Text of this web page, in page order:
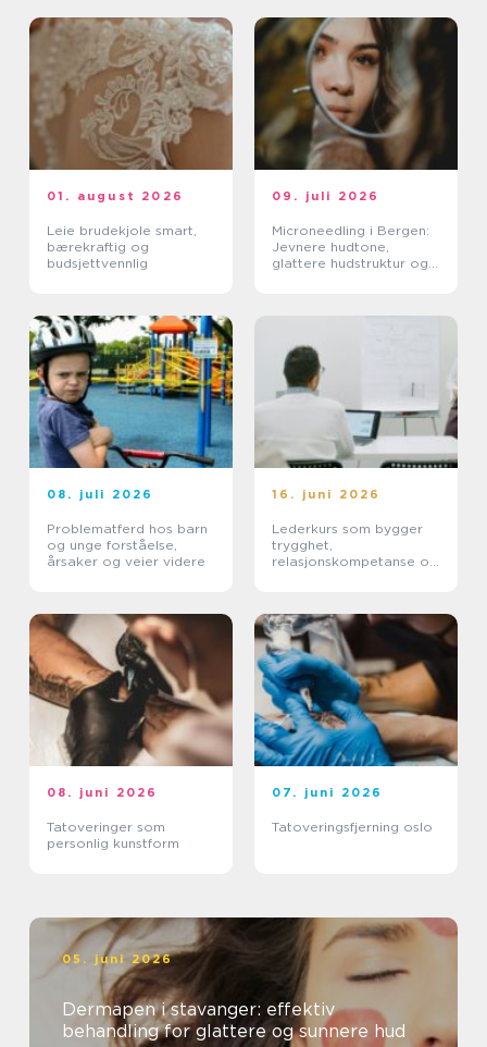
01. august 2026
Leie brudekjole smart,
bærekraftig og
budsjettvennlig
09. juli 2026
Microneedling i Bergen:
Jevnere hudtone,
glattere hudstruktur og
08. juli 2026
Problematferd hos barn
og unge forståelse,
årsaker og veier videre
16. juni 2026
Lederkurs som bygger
trygghet,
relasjonskompetanse og
08. juni 2026
Tatoveringer som
personlig kunstform
07. juni 2026
Tatoveringsfjerning oslo
05. juni 2026
Dermapen i stavanger: effektiv
behandling for glattere og sunnere hud